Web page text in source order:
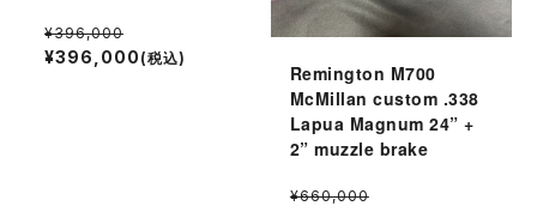
¥396,000
¥396,000 (税込)
Remington M700
McMillan custom .338
Lapua Magnum 24” +
2” muzzle brake
¥660,000